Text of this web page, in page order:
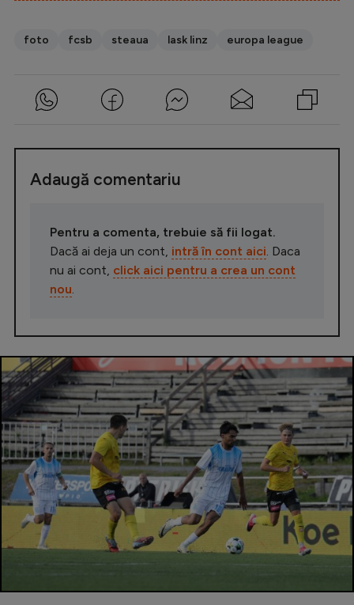
foto fcsb steaua lask linz europa league
Adaugă comentariu
Pentru a comenta, trebuie să fii logat.
Dacă ai deja un cont, intră în cont aici. Daca
nu ai cont, click aici pentru a crea un cont
nou.